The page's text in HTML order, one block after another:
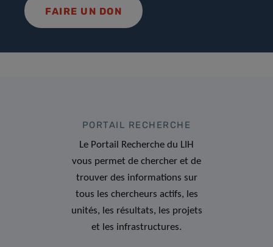
FAIRE UN DON
PORTAIL RECHERCHE
Le Portail Recherche du LIH
vous permet de chercher et de
trouver des informations sur
tous les chercheurs actifs, les
unités, les résultats, les projets
et les infrastructures.